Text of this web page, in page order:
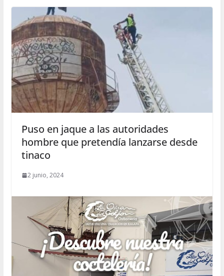
Puso en jaque a las autoridades
hombre que pretendía lanzarse desde
tinaco
2 junio, 2024